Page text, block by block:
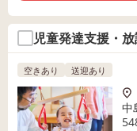
児童発達支援・
空きあり 送迎あり
中